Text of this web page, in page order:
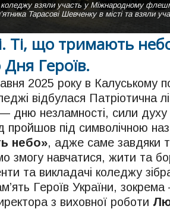
коледжу взяли участь у Міжнародному
Тарасові Шевченку в місті та взяли
політехнічного фахового коледжу
зали.
виконують пісню "Коледже мій" на сцені
Ті, що тримають
Дня Героїв.
року в Калуському
відбулася Патріотична
дню незламності, сили духу
пройшов під символічною
небо», адже саме завдяки
змогу навчатися, жити та
викладачі коледжу
Героїв України,
з виховної роботи